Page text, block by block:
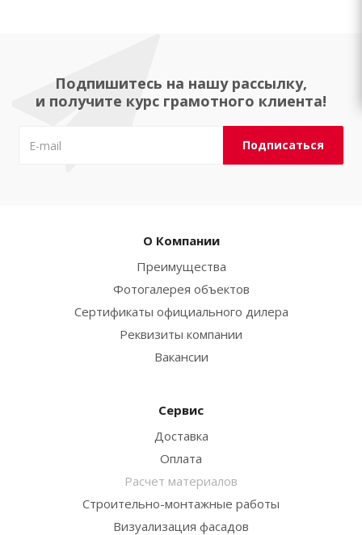
Подпишитесь на нашу рассылку,
и получите курс грамотного клиента!
О Компании
Преимущества
Фотогалерея объектов
Сертификаты официального дилера
Реквизиты компании
Вакансии
Сервис
Доставка
Оплата
Расчет материалов
Строительно-монтажные работы
Визуализация фасадов